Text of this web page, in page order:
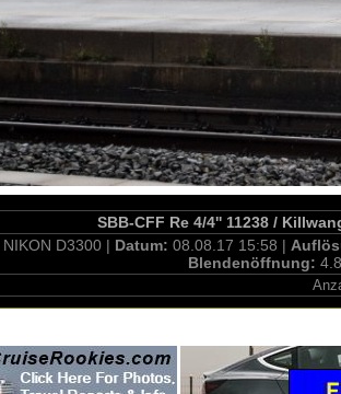
SBB-CFF Re 4/4'' 11238 /
NIKON D3300 | Datum: 08.08.17 15:58 |
Blendenöffnung: